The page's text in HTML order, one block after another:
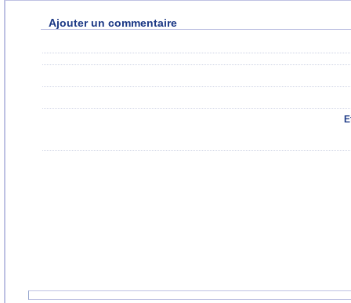
Ajouter un commentaire